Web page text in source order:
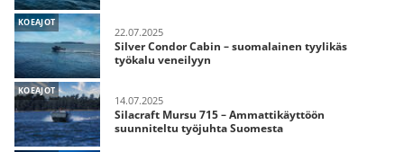
KOEAJOT
22.07.2025
Silver Condor Cabin – suomalainen tyylikäs
työkalu veneilyyn
KOEAJOT
14.07.2025
Silacraft Mursu 715 – Ammattikäyttöön
suunniteltu työjuhta Suomesta